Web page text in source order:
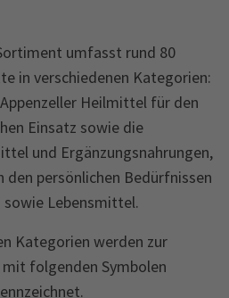
umfasst rund 80
in verschiedenen Kategorien:
Heilmittel für den
Einsatz sowie die
und Ergänzungsnahrungen,
den persönlichen Bedürfnissen
sowie Lebensmittel.
Kategorien werden zur
folgenden Symbolen